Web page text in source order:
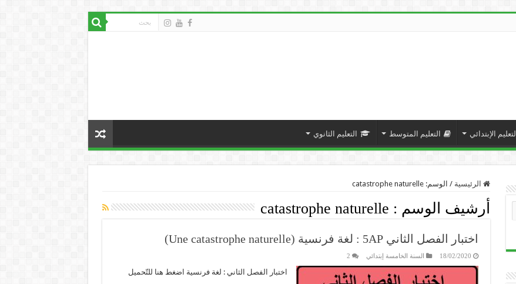
التعليم الإبتدائي التعليم المتوسط التعليم الثانوي
الرئيسية / الوسم:catastrophe naturelle
أرشيف الوسم : catastrophe naturelle
اختبار الفصل الثاني 5AP : لغة فرنسية (Une catastrophe naturelle)
18/02/2020 السنة الخامسة إبتدائي 2
اختبار الفصل الثاني : لغة فرنسية اضغط هنا للتّحميل